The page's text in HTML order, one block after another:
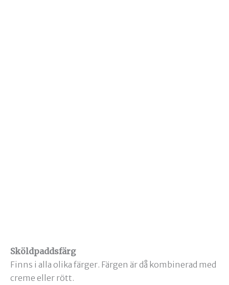
Sköldpaddsfärg
Finns i alla olika färger. Färgen är då kombinerad med
creme eller rött.